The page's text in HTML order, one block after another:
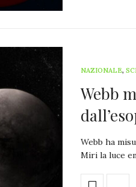
NAZIONALE,
Webb
Webb ha
Miri la luce